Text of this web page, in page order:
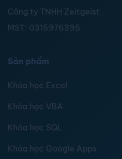
Công ty TNHH Zeitgeist
MST: 0315976395
Sản phẩm
Khóa học Excel
Khóa học VBA
Khóa học SQL
Khóa học Google Apps